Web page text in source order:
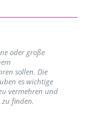
oder große
sollen. Die
es wichtige
vermehren und
finden.